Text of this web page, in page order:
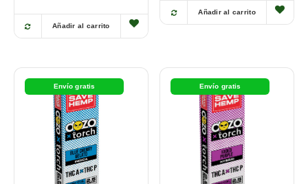
Añadir al carrito
Añadir al carrito
Envío gratis Envío gratis